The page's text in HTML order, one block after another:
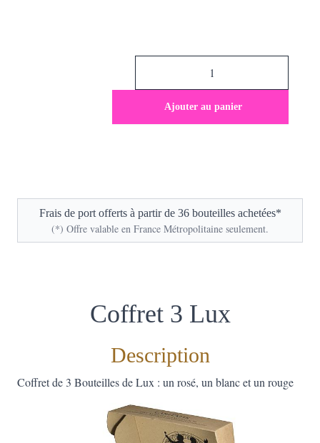
Ajouter au panier
Frais de port offerts à partir de 36 bouteilles achetées*
(*) Offre valable en France Métropolitaine seulement.
Coffret 3 Lux
Description
Coffret de 3 Bouteilles de Lux : un rosé, un blanc et un rouge